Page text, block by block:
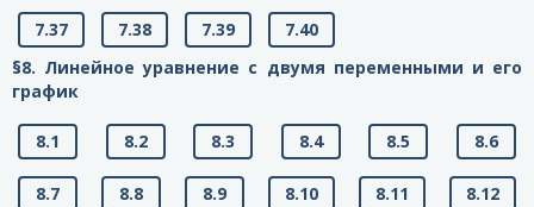
7.37 7.38 7.39
7.40
§8. Линейное уравнение с двумя переменными и его
график
8.1 8.2 8.3 8.4 8.5 8.6
8.7 8.8 8.9 8.10 8.11 8.12